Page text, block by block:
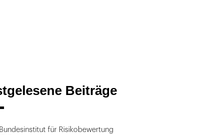
Beiträge
Bundesinstitut für Risikobewertung